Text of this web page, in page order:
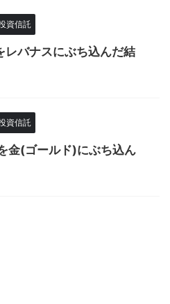
資信託
レバナスにぶち込んだ結
資信託
金(ゴールド)にぶち込ん